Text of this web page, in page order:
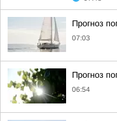
Прогноз
07:03
Прогноз
06:54